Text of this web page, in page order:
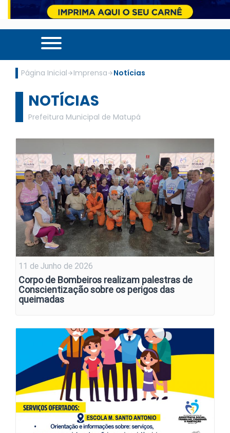
Página Inicial Imprensa Notícias
NOTÍCIAS
Prefeitura Municipal de Matupá
11 de Junho de 2026
Corpo de Bombeiros realizam palestras de
Conscientização sobre os perigos das
queimadas